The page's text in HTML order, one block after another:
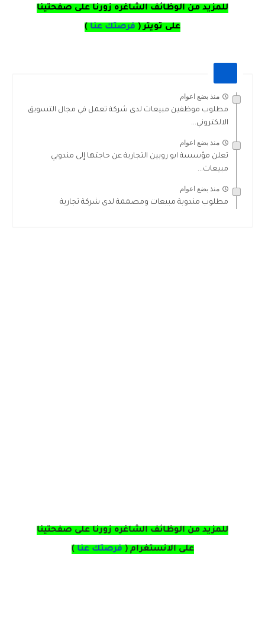
للمزيد من الوظائف الشاغره زورنا على صفحتينا
على تويتر( فرصتك عنا )
منذ بضع اعوام
مطلوب موظفين مبيعات لدى شركة تعمل في مجال التسويق
الالكتروني...
منذ بضع اعوام
تعلن مؤسسة ابو روبين التجارية عن حاجتها إلى مندوبي
مبيعات...
منذ بضع اعوام
مطلوب مندوبة مبيعات ومصممة لدى شركة تجارية
للمزيد من الوظائف الشاغره زورنا على صفحتينا
على الانستغرام ( فرصتك عنا )